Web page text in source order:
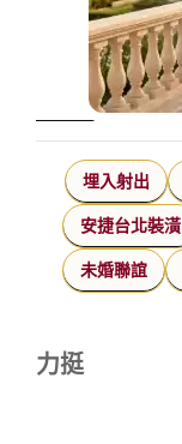
埋入射出
安捷台北裝潢
未婚聯誼
力挺